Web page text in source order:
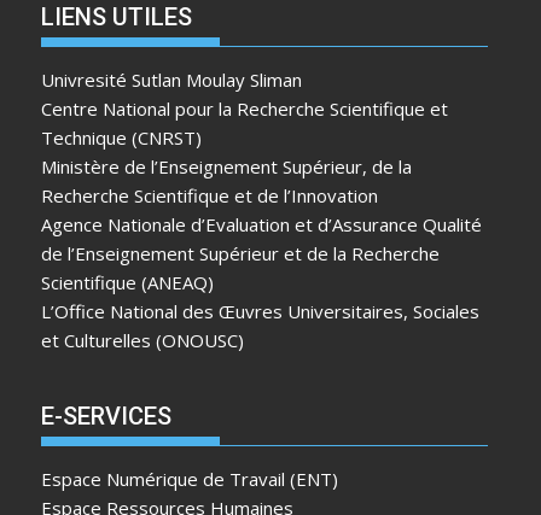
LIENS UTILES
Univresité Sutlan Moulay Sliman
Centre National pour la Recherche Scientifique et
Technique (CNRST)
Ministère de l’Enseignement Supérieur, de la
Recherche Scientifique et de l’Innovation
Agence Nationale d’Evaluation et d’Assurance Qualité
de l’Enseignement Supérieur et de la Recherche
Scientifique (ANEAQ)
L’Office National des Œuvres Universitaires, Sociales
et Culturelles (ONOUSC)
E-SERVICES
Espace Numérique de Travail (ENT)
Espace Ressources Humaines